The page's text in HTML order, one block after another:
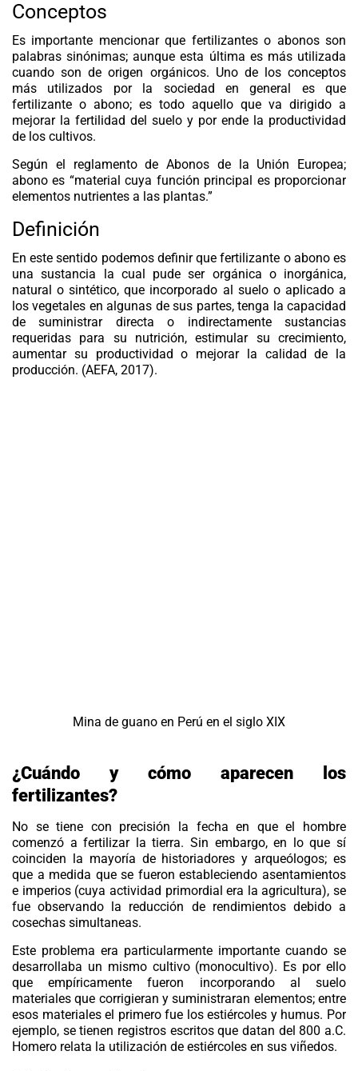
Conceptos
Es importante mencionar que fertilizantes o abonos son
palabras sinónimas; aunque esta última es más utilizada
cuando son de origen orgánicos. Uno de los conceptos
más utilizados por la sociedad en general es que
fertilizante o abono; es todo aquello que va dirigido a
mejorar la fertilidad del suelo y por ende la productividad
de los cultivos.
Según el reglamento de Abonos de la Unión Europea;
abono es “material cuya función principal es proporcionar
elementos nutrientes a las plantas.”
Definición
En este sentido podemos definir que fertilizante o abono es
una sustancia la cual pude ser orgánica o inorgánica,
natural o sintético, que incorporado al suelo o aplicado a
los vegetales en algunas de sus partes, tenga la capacidad
de suministrar directa o indirectamente sustancias
requeridas para su nutrición, estimular su crecimiento,
aumentar su productividad o mejorar la calidad de la
producción. (AEFA, 2017).
Mina de guano en Perú en el siglo XIX
¿Cuándo y cómo aparecen los
fertilizantes?
No se tiene con precisión la fecha en que el hombre
comenzó a fertilizar la tierra. Sin embargo, en lo que sí
coinciden la mayoría de historiadores y arqueólogos; es
que a medida que se fueron estableciendo asentamientos
e imperios (cuya actividad primordial era la agricultura), se
fue observando la reducción de rendimientos debido a
cosechas simultaneas.
Este problema era particularmente importante cuando se
desarrollaba un mismo cultivo (monocultivo). Es por ello
que empíricamente fueron incorporando al suelo
materiales que corrigieran y suministraran elementos; entre
esos materiales el primero fue los estiércoles y humus. Por
ejemplo, se tienen registros escritos que datan del 800 a.C.
Homero relata la utilización de estiércoles en sus viñedos.